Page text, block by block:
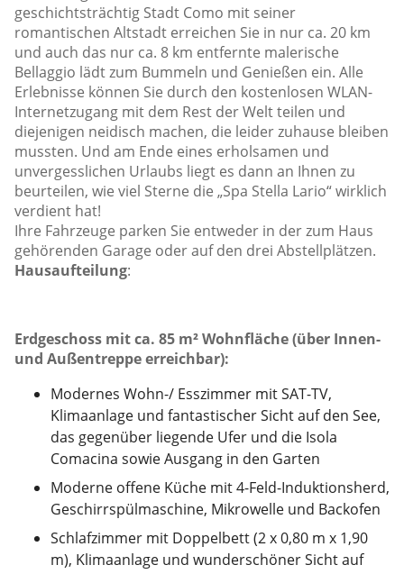
geschichtsträchtig Stadt Como mit seiner
romantischen Altstadt erreichen Sie in nur ca. 20 km
und auch das nur ca. 8 km entfernte malerische
Bellaggio lädt zum Bummeln und Genießen ein. Alle
Erlebnisse können Sie durch den kostenlosen WLAN-
Internetzugang mit dem Rest der Welt teilen und
diejenigen neidisch machen, die leider zuhause bleiben
mussten. Und am Ende eines erholsamen und
unvergesslichen Urlaubs liegt es dann an Ihnen zu
beurteilen, wie viel Sterne die „Spa Stella Lario“ wirklich
verdient hat!
Ihre Fahrzeuge parken Sie entweder in der zum Haus
gehörenden Garage oder auf den drei Abstellplätzen.
Hausaufteilung:
Erdgeschoss mit ca. 85 m² Wohnfläche (über Innen-
und Außentreppe erreichbar):
Modernes Wohn-/ Esszimmer mit SAT-TV,
Klimaanlage und fantastischer Sicht auf den See,
das gegenüber liegende Ufer und die Isola
Comacina sowie Ausgang in den Garten
Moderne offene Küche mit 4-Feld-Induktionsherd,
Geschirrspülmaschine, Mikrowelle und Backofen
Schlafzimmer mit Doppelbett (2 x 0,80 m x 1,90
m), Klimaanlage und wunderschöner Sicht auf